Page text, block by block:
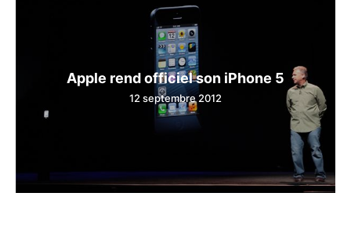
Apple rend officiel son iPhone 5
12 septembre 2012